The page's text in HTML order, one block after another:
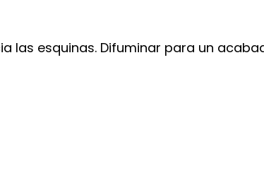
las esquinas. Difuminar para un